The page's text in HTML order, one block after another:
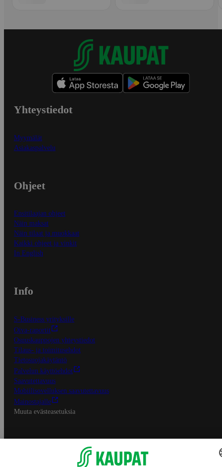
Yhteystiedot
Myymälät
Asiakaspalvelu
Ohjeet
Ensitilaajan ohjeet
Näin maksat
Näin tilaat ja muokkaat
Kaikki ohjeet ja vinkit
In English
Info
S-Business yrityksille
Oiva-raportit
Osuuskauppojen yhteystiedot
Tilaus- ja toimitusehdot
Tietosuojakäytäntö
Palvelun käyttöehdot
Saavutettavuus
Mobiilisovelluksen saavutettavuus
Mainostajalle
Muuta evästeasetuksia
S-ryhmän palvelut